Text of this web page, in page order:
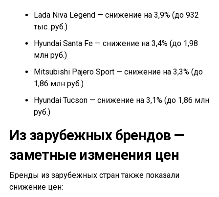
Lada Niva Legend — снижение на 3,9% (до 932
тыс. руб.)
Hyundai Santa Fe — снижение на 3,4% (до 1,98
млн руб.)
Mitsubishi Pajero Sport — снижение на 3,3% (до
1,86 млн руб.)
Hyundai Tucson — снижение на 3,1% (до 1,86 млн
руб.)
Из зарубежных брендов —
заметные изменения цен
Бренды из зарубежных стран также показали
снижение цен: